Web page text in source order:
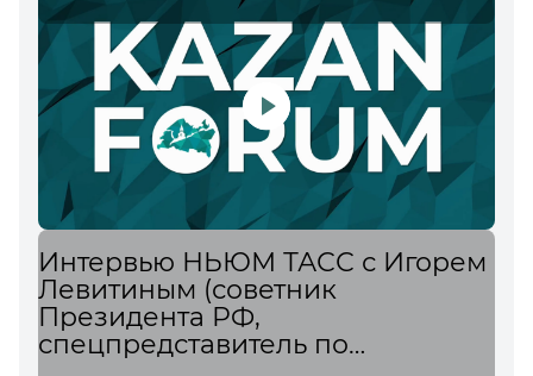
Интервью НЬЮМ ТАСС с Игорем
Левитиным (советник
Президента РФ,
спецпредставитель по